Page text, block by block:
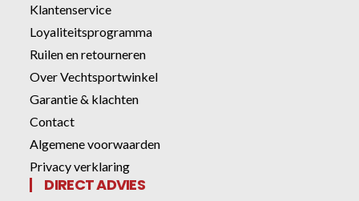
Klantenservice
Loyaliteitsprogramma
Ruilen en retourneren
Over Vechtsportwinkel
Garantie & klachten
Contact
Algemene voorwaarden
Privacy verklaring
DIRECT ADVIES